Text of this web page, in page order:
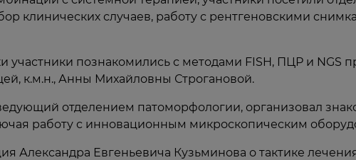
клинических случаев, работу с рентгеновскими
участники познакомились с методами FISH, ПЦР и NGS
к.м.н., Анны Михайловны Строгановой.
отделением патоморфологии, организовал
работу с инновационным микроскопическим
Александра Евгеньевича Кузьминова о тактике